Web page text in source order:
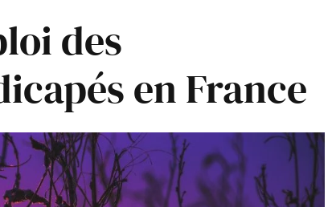
des
en France
meilleur suivi des parcours de
de vos collaborateurs
Digitalisez les demandes et
collaborateur